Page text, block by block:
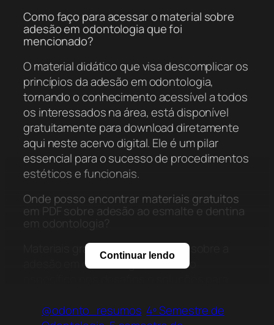
Como faço para acessar o material sobre
adesão em odontologia que foi
mencionado?
O material didático que visa descomplicar os
princípios da adesão em odontologia,
tornando o conhecimento acessível a todos
os interessados na área, está disponível
gratuitamente para download diretamente
aqui neste acervo digital. Ele é um pilar
essencial para o sucesso de procedimentos
estéticos e funcionais.
Onde posso encontrar materiais gratuitos
em PDF sobre adesão ao esmalte e dentina
Materiais gratuitos e detalhados sobre a
adesão em odontologia, com foco
download aqui no Acervo On-line. Este guia
Continuar lendo
@odonto_resumos 4º Semestre de